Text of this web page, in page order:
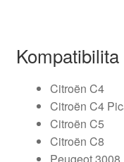
Citroën C4
Citroën C4
Citroën C5
Citroën C8